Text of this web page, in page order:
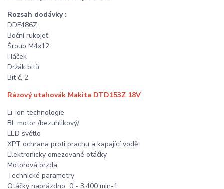
Rozsah dodávky:
DDF486Z
Boční rukojeť
Šroub M4x12
Háček
Držák bitů
Bit č, 2
Rázový utahovák Makita DTD153Z 18V
Li-ion technologie
BL motor /bezuhlikový/
LED světlo
XPT ochrana proti prachu a kapající vodě
Elektronicky omezované otáčky
Motorová brzda
Technické parametry
Otáčky naprázdno 0 - 3,400 min-1